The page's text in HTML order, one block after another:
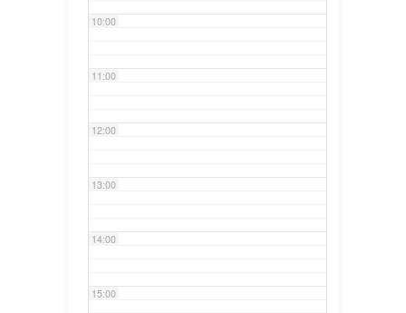
10:00
11:00
12:00
13:00
14:00
15:00